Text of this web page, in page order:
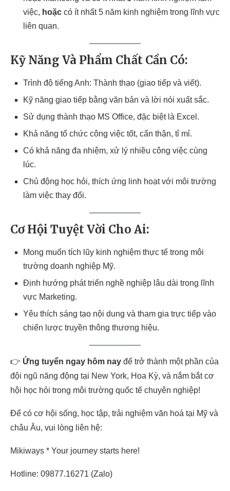
việc, hoặc có ít nhất 5 năm kinh nghiệm trong lĩnh vực
liên quan.
Kỹ Năng Và Phẩm Chất Cần Có:
Trình độ tiếng Anh: Thành thạo (giao tiếp và viết).
Kỹ năng giao tiếp bằng văn bản và lời nói xuất sắc.
Sử dụng thành thạo MS Office, đặc biệt là Excel.
Khả năng tổ chức công việc tốt, cẩn thận, tỉ mỉ.
Có khả năng đa nhiệm, xử lý nhiều công việc cùng
lúc.
Chủ động học hỏi, thích ứng linh hoạt với môi trường
làm việc thay đổi.
Cơ Hội Tuyệt Vời Cho Ai:
Mong muốn tích lũy kinh nghiệm thực tế trong môi
trường doanh nghiệp Mỹ.
Định hướng phát triển nghề nghiệp lâu dài trong lĩnh
vực Marketing.
Yêu thích sáng tạo nội dung và tham gia trực tiếp vào
chiến lược truyền thông thương hiệu.
👉 Ứng tuyển ngay hôm nay để trở thành một phần của
đội ngũ năng động tại New York, Hoa Kỳ, và nắm bắt cơ
hội học hỏi trong môi trường quốc tế chuyên nghiệp!
Để có cơ hội sống, học tập, trải nghiệm văn hoá tại Mỹ và
châu Âu, vui lòng liên hệ:
Mikiways * Your journey starts here!
Hotline: 09877.16271 (Zalo)